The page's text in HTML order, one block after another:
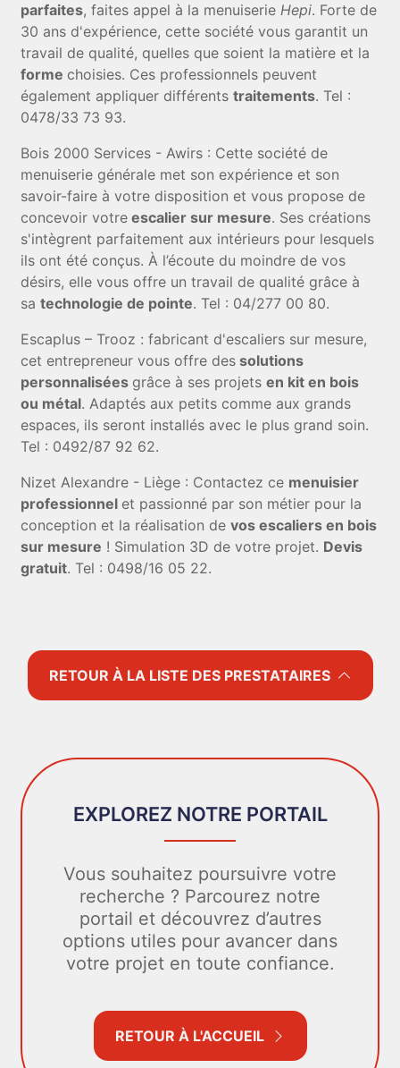
parfaites, faites appel à la menuiserieHepi. Forte de
30 ans d'expérience, cette société vous garantit un
travail de qualité, quelles que soient la matière et la
forme choisies. Ces professionnels peuvent
également appliquer différentstraitements. Tel :
0478/33 73 93.
Bois 2000 Services - Awirs : Cette société de
menuiserie générale met son expérience et son
savoir-faire à votre disposition et vous propose de
concevoir votre escalier sur mesure. Ses créations
s'intègrent parfaitement aux intérieurs pour lesquels
ils ont été conçus. À l’écoute du moindre de vos
désirs, elle vous offre un travail de qualité grâce à
satechnologie de pointe. Tel : 04/277 00 80.
Escaplus – Trooz : fabricant d'escaliers sur mesure,
cet entrepreneur vous offre des solutions
personnalisées grâce à ses projetsen kit en bois
ou métal. Adaptés aux petits comme aux grands
espaces, ils seront installés avec le plus grand soin.
Tel : 0492/87 92 62.
Nizet Alexandre - Liège : Contactez ce menuisier
professionnel et passionné par son métier pour la
conception et la réalisation devos escaliers en bois
sur mesure ! Simulation 3D de votre projet. Devis
gratuit. Tel : 0498/16 05 22.
RETOUR À LA LISTE DES PRESTATAIRES
EXPLOREZ NOTRE PORTAIL
Vous souhaitez poursuivre votre
recherche ? Parcourez notre
portail et découvrez d’autres
options utiles pour avancer dans
votre projet en toute confiance.
RETOUR À L'ACCUEIL